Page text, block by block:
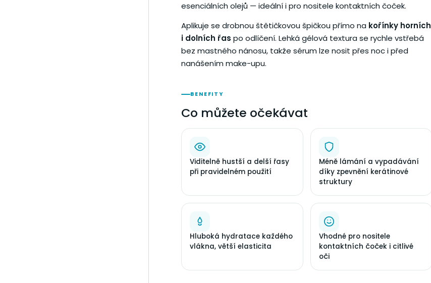
esenciálních olejů — ideální i pro nositele kontaktních čoček.
Aplikuje se drobnou štětičkovou špičkou přímo na kořínky horních
i dolních řas po odlíčení. Lehká gélová textura se rychle vstřebá
bez mastného nánosu, takže sérum lze nosit přes noc i před
nanášením make-upu.
BENEFITY
Co můžete očekávat
Viditelně hustší a delší řasy
při pravidelném použití
Méně lámání a vypadávání
díky zpevnění kerátinové
struktury
Hluboká hydratace každého
vlákna, větší elasticita
Vhodné pro nositele
kontaktních čoček i citlivé
oči